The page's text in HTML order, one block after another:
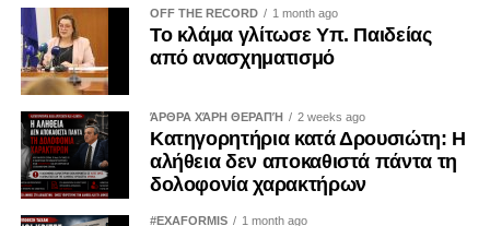
Παράλληλα, ενέκριναν κοινά συμπεράσματα για την
Ουκρανία, εξέλιξη που καταγράφεται για πρώτη φορά μετά
τον Δεκέμβριο του 2024.
Η εξέλιξη αυτή κατέστη εφικτή έπειτα από την πολιτική
αλλαγή στην Ουγγαρία και την ολοκλήρωση της περιόδου
κατά την οποία ο Βίκτορ Όρμπαν εμπόδιζε επανειλημμένα
την υιοθέτηση κοινών ευρωπαϊκών θέσεων για την
Ουκρανία. Η αποκατάσταση της ομοφωνίας θεωρήθηκε
OFF THE RECORD 1 month ago
Το κλάμα γλίτωσε Υπ. Παιδείας
από ανασχηματισμό
ΆΡΘΡΑ ΧΆΡΗ ΘΕΡΑΠΉ 2 weeks ago
Κατηγορητήρια κατά Δρουσιώτη: Η
αλήθεια δεν αποκαθιστά πάντα τη
δολοφονία χαρακτήρων
#EXAFORMIS 1 month ago